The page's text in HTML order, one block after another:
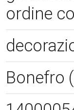
ordine
Bonefro